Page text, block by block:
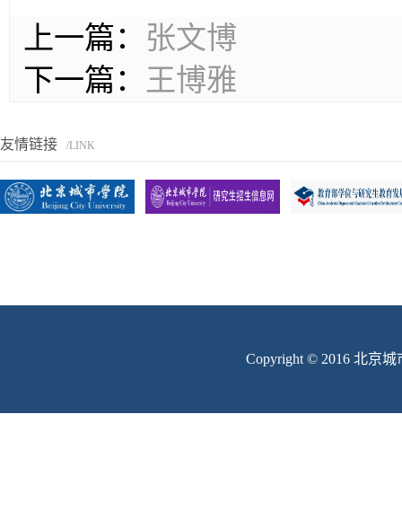
上一篇： 张文博
下一篇： 王博雅
友情链接 /LINK
Copyright © 2016 北京